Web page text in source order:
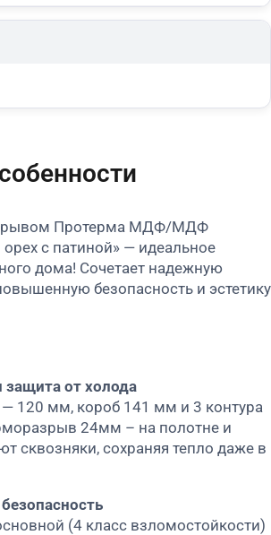
Протерма МДФ/МДФ
с патиной» — идеальное
дома! Сочетает надежную
безопасность и эстетику
от холода
120 мм, короб 141 мм и 3 контура
24мм – на полотне и
сквозняки, сохраняя тепло даже в
(4 класс взломостойкости)